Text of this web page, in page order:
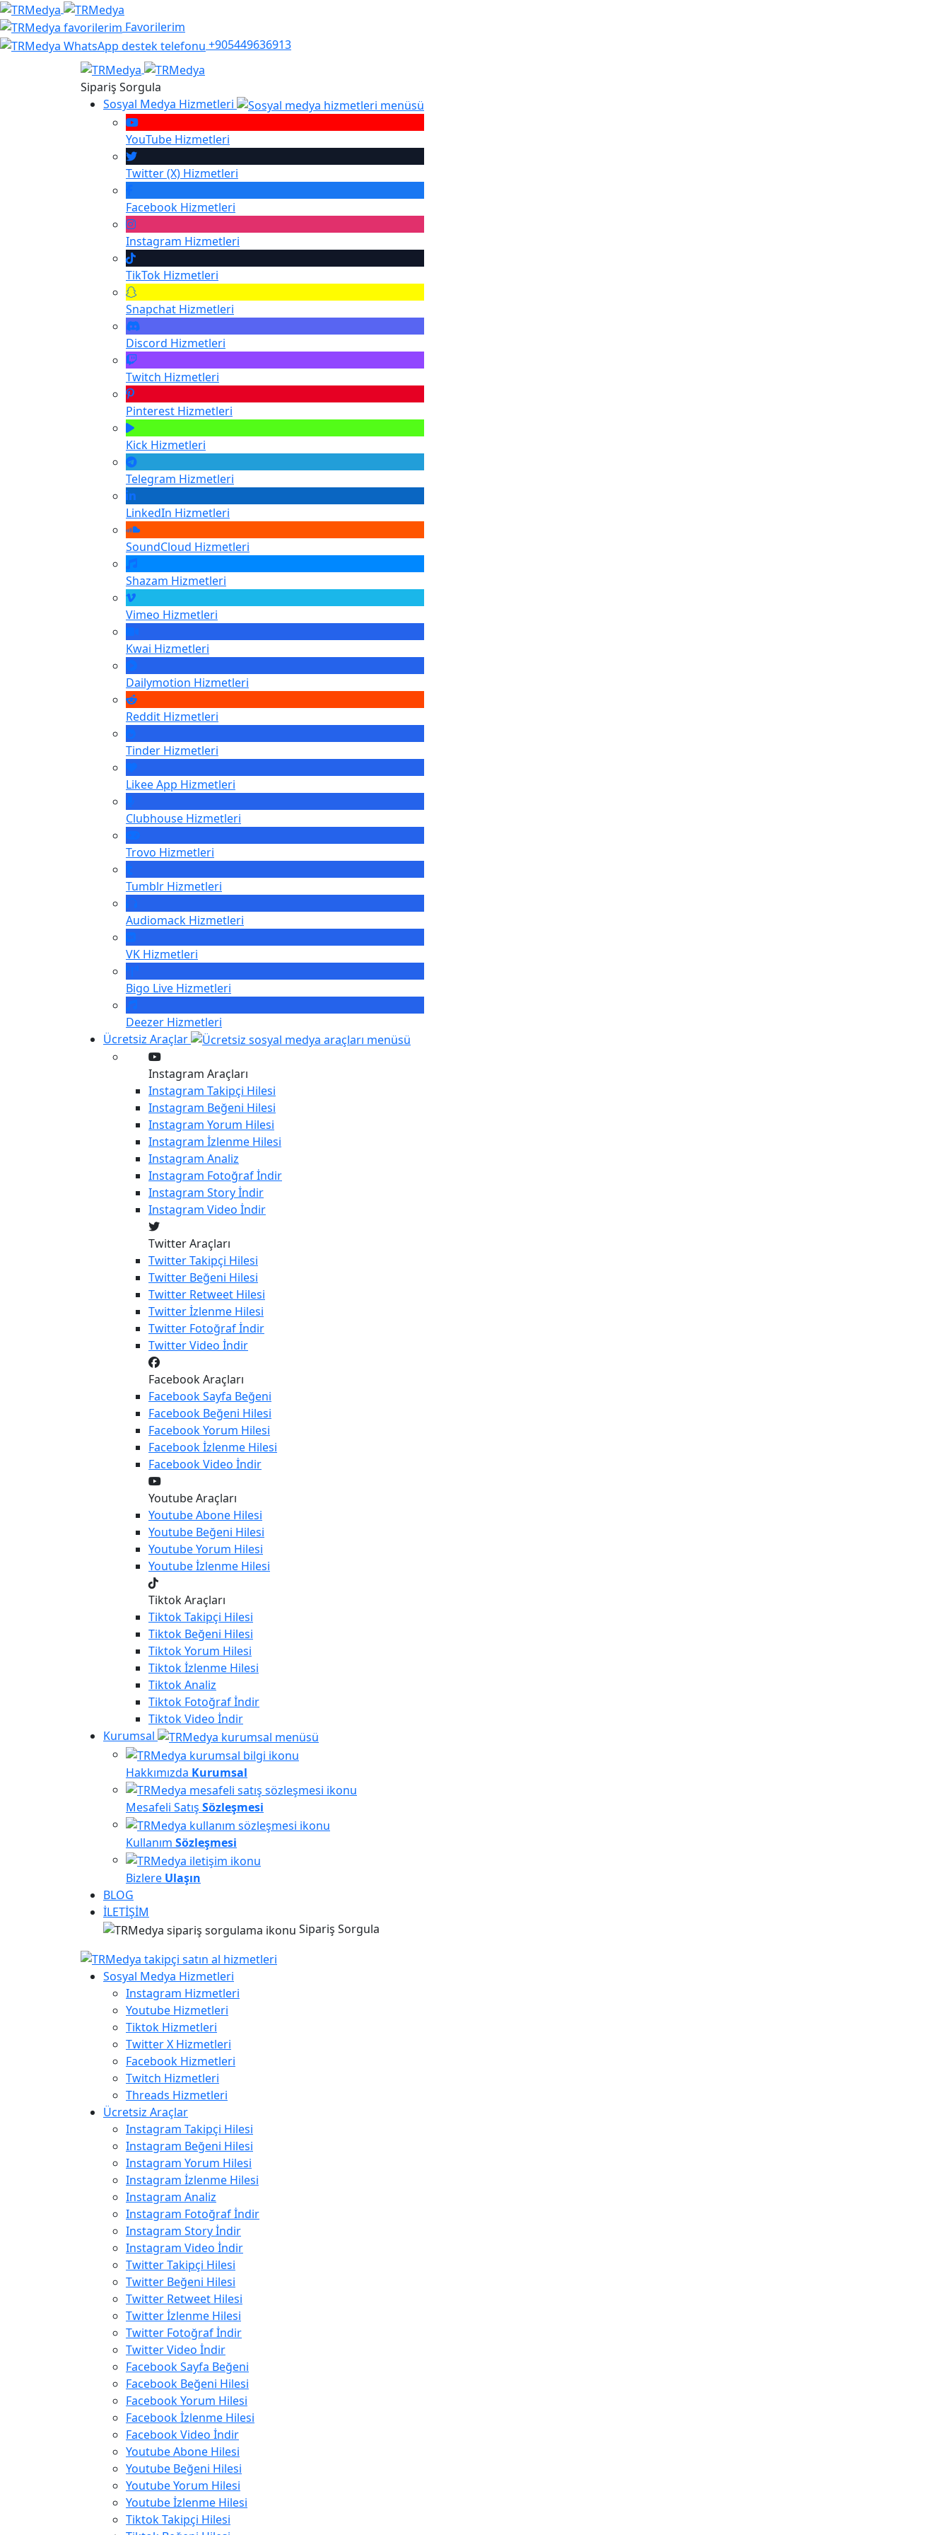
Favorilerim
+905449636913
Sipariş Sorgula
Sosyal Medya Hizmetleri
YouTube Hizmetleri
Twitter (X) Hizmetleri
Facebook Hizmetleri
Instagram Hizmetleri
TikTok Hizmetleri
Snapchat Hizmetleri
Discord Hizmetleri
Twitch Hizmetleri
Pinterest Hizmetleri
Kick Hizmetleri
Telegram Hizmetleri
LinkedIn Hizmetleri
SoundCloud Hizmetleri
Shazam Hizmetleri
Vimeo Hizmetleri
Kwai Hizmetleri
Dailymotion Hizmetleri
Reddit Hizmetleri
Tinder Hizmetleri
Likee App Hizmetleri
Clubhouse Hizmetleri
Trovo Hizmetleri
Tumblr Hizmetleri
Audiomack Hizmetleri
VK Hizmetleri
Bigo Live Hizmetleri
Deezer Hizmetleri
Ücretsiz Araçlar
Instagram Araçları
Instagram Takipçi Hilesi
Instagram Beğeni Hilesi
Instagram Yorum Hilesi
Instagram İzlenme Hilesi
Instagram Analiz
Instagram Fotoğraf İndir
Instagram Story İndir
Instagram Video İndir
Twitter Araçları
TwitterTakipçi Hilesi
Twitter Beğeni Hilesi
Twitter Retweet Hilesi
Twitterİzlenme Hilesi
Twitter Fotoğraf İndir
TwitterVideo İndir
Facebook Araçları
FacebookSayfa Beğeni
Facebook Beğeni Hilesi
FacebookYorum Hilesi
Facebookİzlenme Hilesi
FacebookVideo İndir
Youtube Araçları
YoutubeAbone Hilesi
Youtube Beğeni Hilesi
YoutubeYorum Hilesi
Youtubeİzlenme Hilesi
Tiktok Araçları
TiktokTakipçi Hilesi
Tiktok Beğeni Hilesi
TiktokYorum Hilesi
Tiktokİzlenme Hilesi
TiktokAnaliz
Tiktok Fotoğraf İndir
TiktokVideo İndir
Kurumsal
Hakkımızda Kurumsal
Mesafeli Satış Sözleşmesi
Kullanım Sözleşmesi
Bizlere Ulaşın
BLOG
İLETİŞİM
Sipariş Sorgula
Sosyal Medya Hizmetleri
Instagram Hizmetleri
Youtube Hizmetleri
Tiktok Hizmetleri
Twitter X Hizmetleri
Facebook Hizmetleri
Twitch Hizmetleri
Threads Hizmetleri
Ücretsiz Araçlar
Instagram Takipçi Hilesi
Instagram Beğeni Hilesi
Instagram Yorum Hilesi
Instagram İzlenme Hilesi
Instagram Analiz
Instagram Fotoğraf İndir
Instagram Story İndir
Instagram Video İndir
Twitter Takipçi Hilesi
Twitter Beğeni Hilesi
Twitter Retweet Hilesi
Twitter İzlenme Hilesi
Twitter Fotoğraf İndir
Twitter Video İndir
Facebook Sayfa Beğeni
Facebook Beğeni Hilesi
Facebook Yorum Hilesi
Facebook İzlenme Hilesi
Facebook Video İndir
Youtube Abone Hilesi
Youtube Beğeni Hilesi
Youtube Yorum Hilesi
Youtube İzlenme Hilesi
Tiktok Takipçi Hilesi